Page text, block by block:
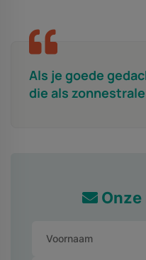
Als je goede
die als
Onze